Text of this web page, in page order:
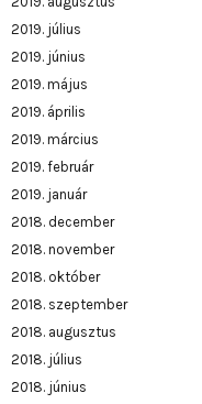
2019. július
2019. június
2019. május
2019. április
2019. március
2019. február
2019. január
2018. december
2018. november
2018. október
2018. szeptember
2018. augusztus
2018. július
2018. június